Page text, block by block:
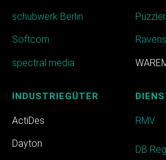
schubwerk Berlin
Softcom
spectral media
INDUSTRIEGÜTER
ActiDes
Dayton
RMV
DB